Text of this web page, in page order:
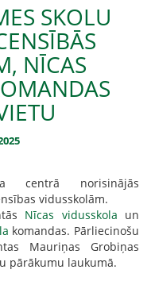
SKOLU
NĪCAS
centrā norisinājās
vidusskolām.
Nīcas vidusskola un
komandas. Pārliecinošu
Mauriņas Grobiņas
pārākumu laukumā.